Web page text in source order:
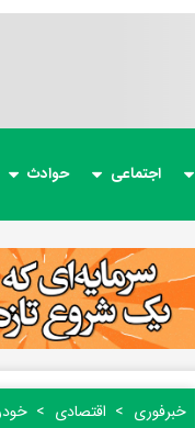
اجتماعی حوادث
خبرفوری اقتصادی